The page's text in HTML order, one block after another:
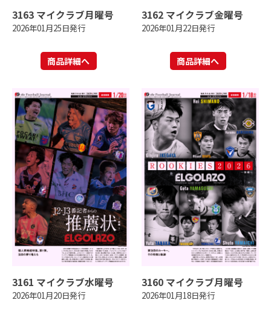
3163 マイクラブ月曜号
2026年01月25日発行
商品詳細へ
3162 マイクラブ金曜号
2026年01月22日発行
商品詳細へ
3161 マイクラブ水曜号
2026年01月20日発行
3160 マイクラブ月曜号
2026年01月18日発行